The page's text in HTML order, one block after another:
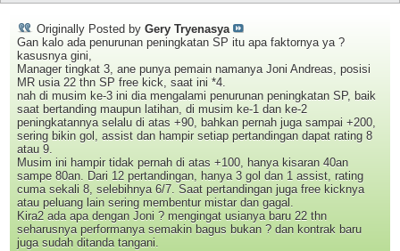
Originally Posted by Gery Tryenasya
Gan kalo ada penurunan peningkatan SP itu apa faktornya ya ?
kasusnya gini,
Manager tingkat 3, ane punya pemain namanya Joni Andreas, posisi
MR usia 22 thn SP free kick, saat ini *4.
nah di musim ke-3 ini dia mengalami penurunan peningkatan SP, baik
saat bertanding maupun latihan, di musim ke-1 dan ke-2
peningkatannya selalu di atas +90, bahkan pernah juga sampai +200,
sering bikin gol, assist dan hampir setiap pertandingan dapat rating 8
atau 9.
Musim ini hampir tidak pernah di atas +100, hanya kisaran 40an
sampe 80an. Dari 12 pertandingan, hanya 3 gol dan 1 assist, rating
cuma sekali 8, selebihnya 6/7. Saat pertandingan juga free kicknya
atau peluang lain sering membentur mistar dan gagal.
Kira2 ada apa dengan Joni ? mengingat usianya baru 22 thn
seharusnya performanya semakin bagus bukan ? dan kontrak baru
juga sudah ditanda tangani.